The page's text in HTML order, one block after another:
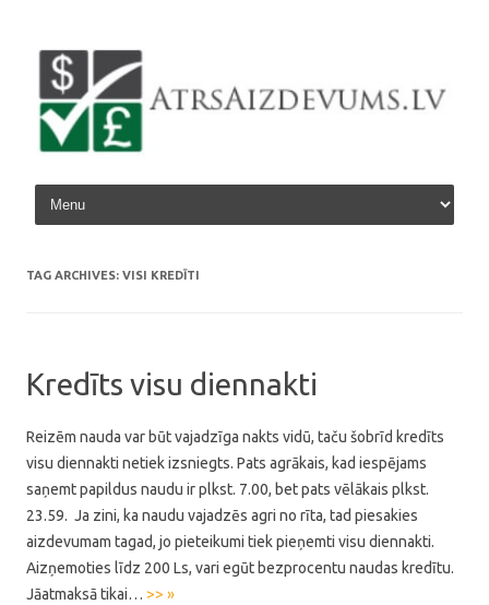
Skip to content
TAG ARCHIVES: VISI KREDĪTI
Kredīts visu diennakti
Reizēm nauda var būt vajadzīga nakts vidū, taču šobrīd kredīts
visu diennakti netiek izsniegts. Pats agrākais, kad iespējams
saņemt papildus naudu ir plkst. 7.00, bet pats vēlākais plkst.
23.59. Ja zini, ka naudu vajadzēs agri no rīta, tad piesakies
aizdevumam tagad, jo pieteikumi tiek pieņemti visu diennakti.
Aizņemoties līdz 200 Ls, vari egūt bezprocentu naudas kredītu.
Jāatmaksā tikai… >> »